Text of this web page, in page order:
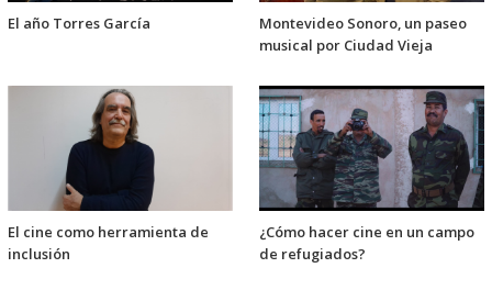
El año Torres García
Montevideo Sonoro, un paseo
musical por Ciudad Vieja
El cine como herramienta de
inclusión
¿Cómo hacer cine en un campo
de refugiados?